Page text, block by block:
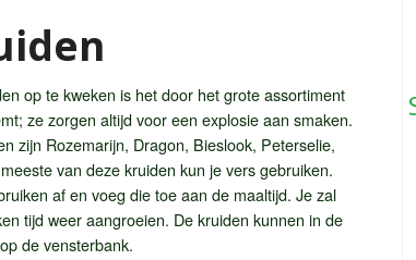
op te kweken is het door het grote assortiment
ze zorgen altijd voor een explosie aan smaken.
zijn Rozemarijn, Dragon, Bieslook, Peterselie,
van deze kruiden kun je vers gebruiken.
af en voeg die toe aan de maaltijd. Je zal
tijd weer aangroeien. De kruiden kunnen in de
de vensterbank.